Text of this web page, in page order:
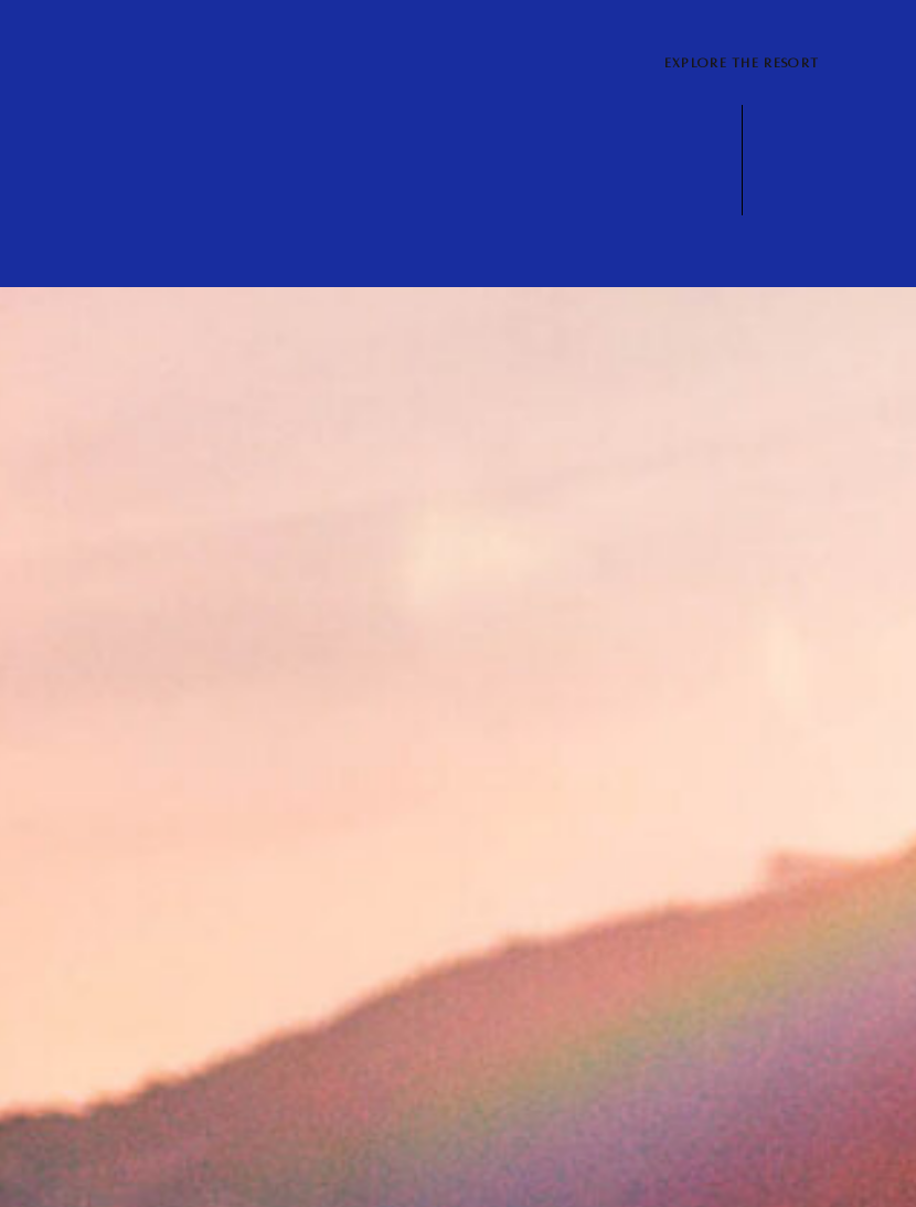
EXPLORE THE RESORT